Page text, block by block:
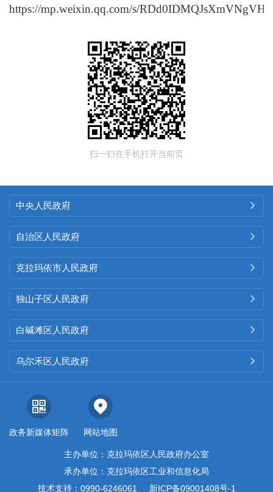
https://mp.weixin.qq.com/s/
扫一扫在手机打开当前页
中央人民政府 
自治区人民政府 
克拉玛依市人民政府 
独山子区人民政府 
白碱滩区人民政府 
乌尔禾区人民政府 
政务新媒体矩阵 网站地图
主办单位：克拉玛依区人民政府办公室
承办单位：克拉玛依区工业和信息化局
技术支持：0990-6246061
新ICP备09001408号-1